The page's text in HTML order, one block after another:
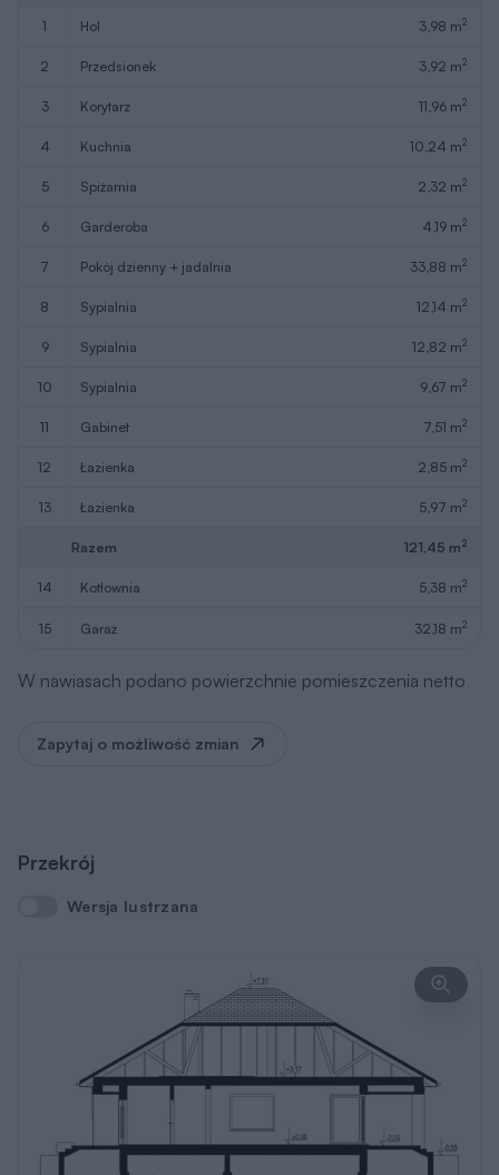
1 hol 3,98 m2
2 przedsionek 3,92 m2
3 korytarz 11,96 m2
4 kuchnia 10,24 m2
5 spiżarnia 2,32 m2
6 garderoba 4,19 m2
7 pokój dzienny + jadalnia 33,88 m2
8 sypialnia 12,14 m2
9 sypialnia 12,82 m2
10 sypialnia 9,67 m2
11 gabinet 7,51 m2
12 łazienka 2,85 m2
13 łazienka 5,97 m2
Razem 121,45 m2
14 kotłownia 5,38 m2
15 garaż 32,18 m2
W nawiasach podano powierzchnie pomieszczenia netto
Zapytaj o możliwość zmian
Przekrój
Wersja lustrzana
Wersja lustrzana